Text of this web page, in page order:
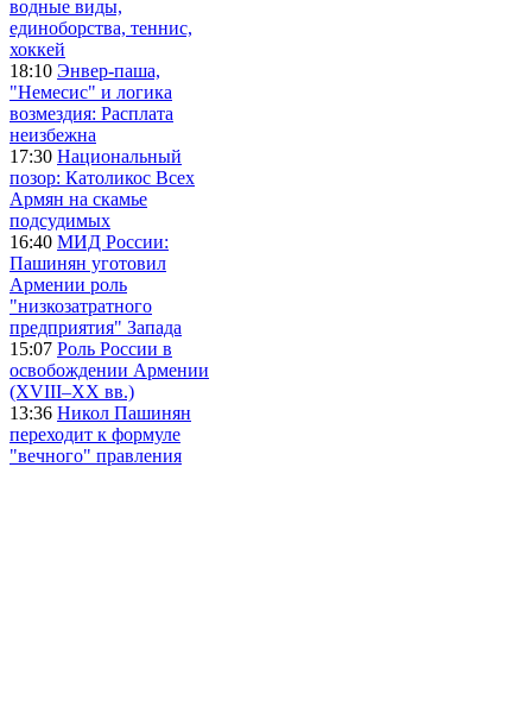
водные виды,
единоборства, теннис,
хоккей
18:10 Энвер-паша,
"Немесис" и логика
возмездия: Расплата
неизбежна
17:30 Национальный
позор: Католикос Всех
Армян на скамье
подсудимых
16:40 МИД России:
Пашинян уготовил
Армении роль
"низкозатратного
предприятия" Запада
15:07 Роль России в
освобождении Армении
(XVIII–XX вв.)
13:36 Никол Пашинян
переходит к формуле
"вечного" правления